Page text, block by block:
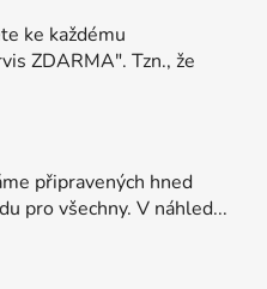
ke každému
ZDARMA". Tzn., že
připravených hned
pro všechny. V náhled...